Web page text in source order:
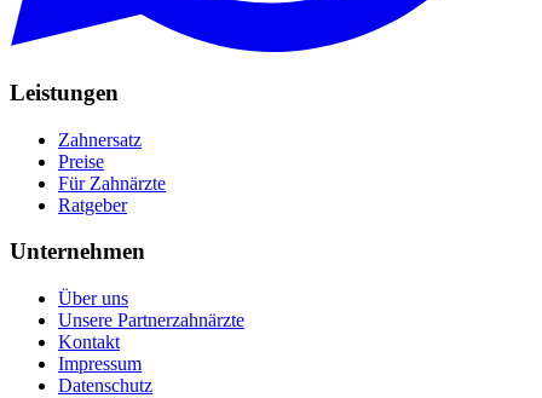
Leistungen
Zahnersatz
Preise
Für Zahnärzte
Ratgeber
Unternehmen
Über uns
Unsere Partnerzahnärzte
Kontakt
Impressum
Datenschutz